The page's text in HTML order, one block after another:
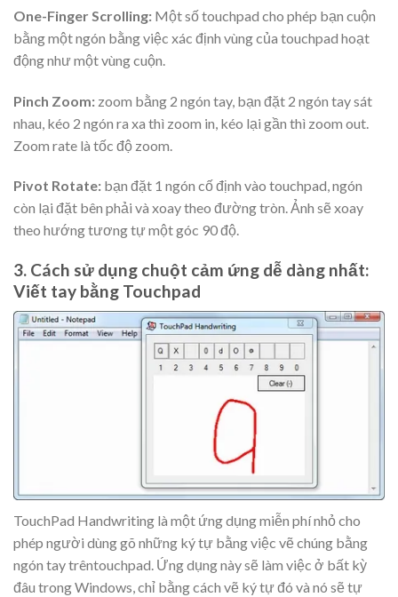
One-Finger Scrolling: Một số touchpad cho phép bạn cuộn
bằng một ngón bằng việc xác định vùng của touchpad hoạt
động như một vùng cuộn.
Pinch Zoom: zoom bằng 2 ngón tay, bạn đặt 2 ngón tay sát
nhau, kéo 2 ngón ra xa thì zoom in, kéo lại gần thì zoom out.
Zoom rate là tốc độ zoom.
Pivot Rotate: bạn đặt 1 ngón cố định vào touchpad, ngón
còn lại đặt bên phải và xoay theo đường tròn. Ảnh sẽ xoay
theo hướng tương tự một góc 90 độ.
3. Cách sử dụng chuột cảm ứng dễ dàng nhất:
Viết tay bằng Touchpad
TouchPad Handwriting là một ứng dụng miễn phí nhỏ cho
phép người dùng gõ những ký tự bằng việc vẽ chúng bằng
ngón tay trêntouchpad. Ứng dụng này sẽ làm việc ở bất kỳ
đâu trong Windows, chỉ bằng cách vẽ ký tự đó và nó sẽ tự